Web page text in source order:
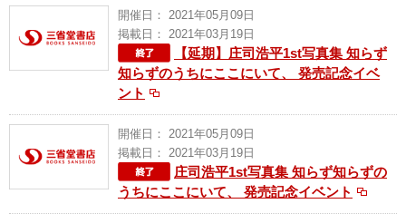
開催日： 2021年05月09日
掲載日： 2021年03月19日
【延期】庄司浩平1st写真集 知らず
知らずのうちにここにいて、 発売記念イベ
ント
開催日： 2021年05月09日
掲載日： 2021年03月19日
庄司浩平1st写真集 知らず知らずの
うちにここにいて、 発売記念イベント